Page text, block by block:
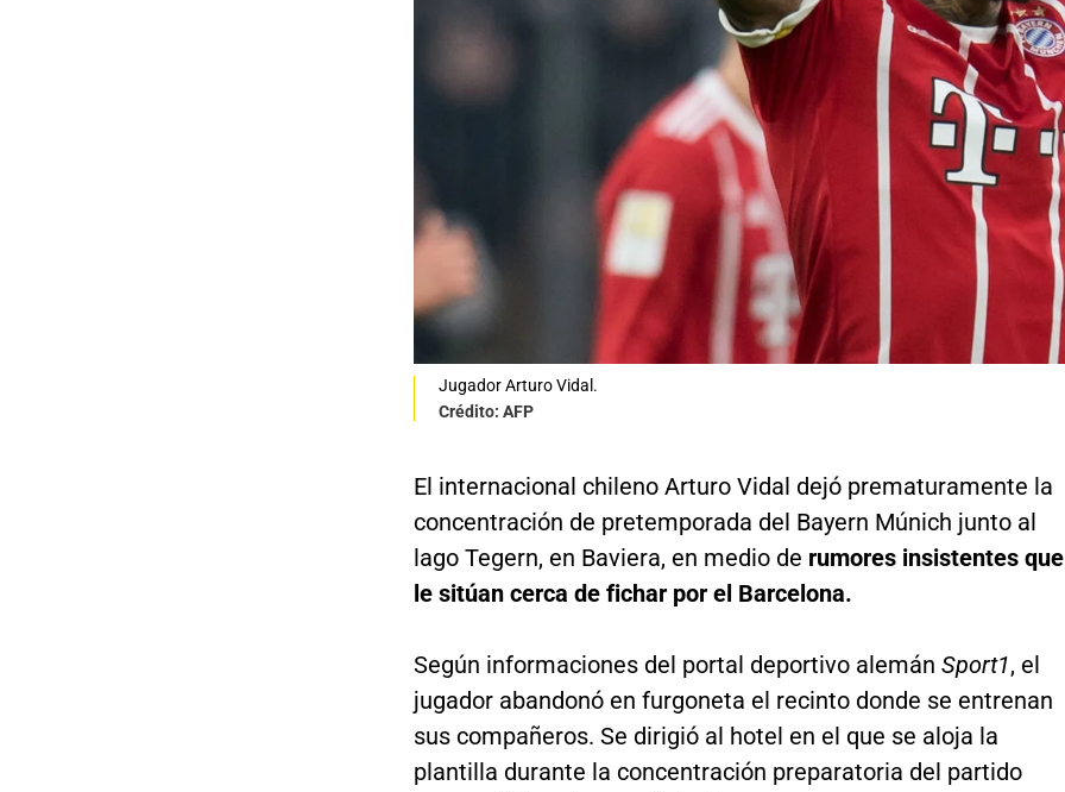
Jugador Arturo Vidal.
Crédito: AFP
El internacional chileno Arturo Vidal dejó prematuramente la
concentración de pretemporada del Bayern Múnich junto al
lago Tegern, en Baviera, en medio de rumores insistentes que
le sitúan cerca de fichar por el Barcelona.
Según informaciones del portal deportivo alemán Sport1, el
jugador abandonó en furgoneta el recinto donde se entrenan
sus compañeros. Se dirigió al hotel en el que se aloja la
plantilla durante la concentración preparatoria del partido